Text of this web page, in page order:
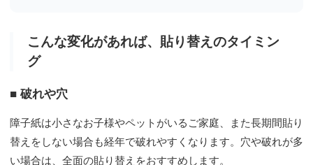
こんな変化があれば、貼り替えのタイミン
グ
■ 破れや穴
障子紙は小さなお子様やペットがいるご家庭、また長期間貼り
替えをしない場合も経年で破れやすくなります。穴や破れが多
い場合は、全面の貼り替えをおすすめします。